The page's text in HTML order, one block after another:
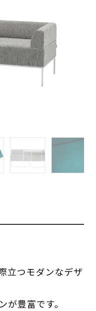
立つモダンなデザ
豊富です。